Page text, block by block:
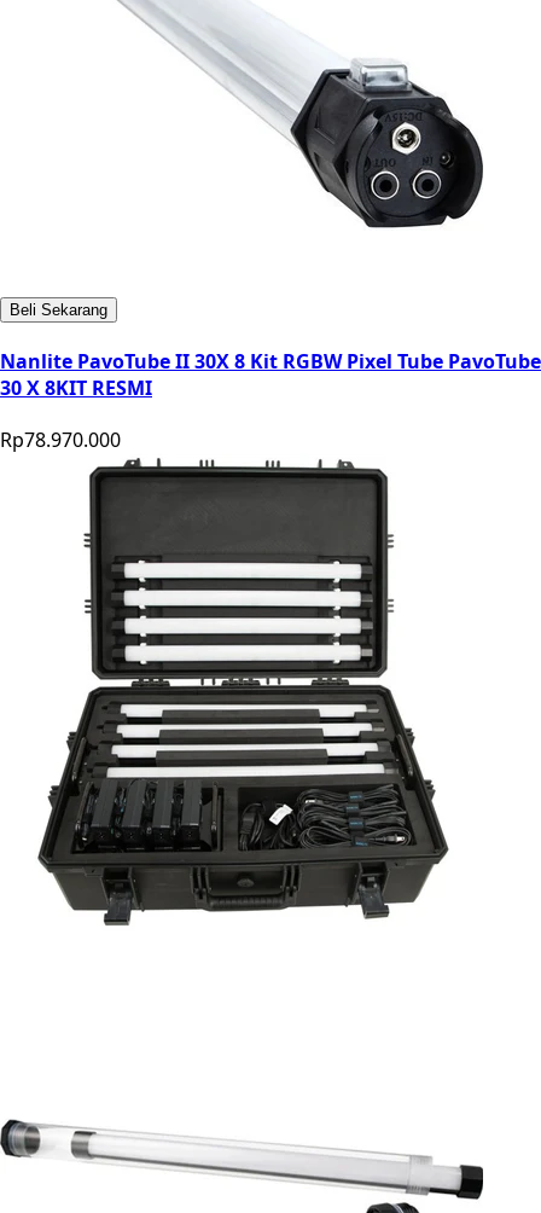
Beli Sekarang
Nanlite PavoTube II 30X 8 Kit RGBW Pixel Tube PavoTube
30 X 8KIT RESMI
Rp78.970.000